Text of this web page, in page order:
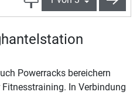
Powerracks bereichern
Fitnesstraining. In Verbindung